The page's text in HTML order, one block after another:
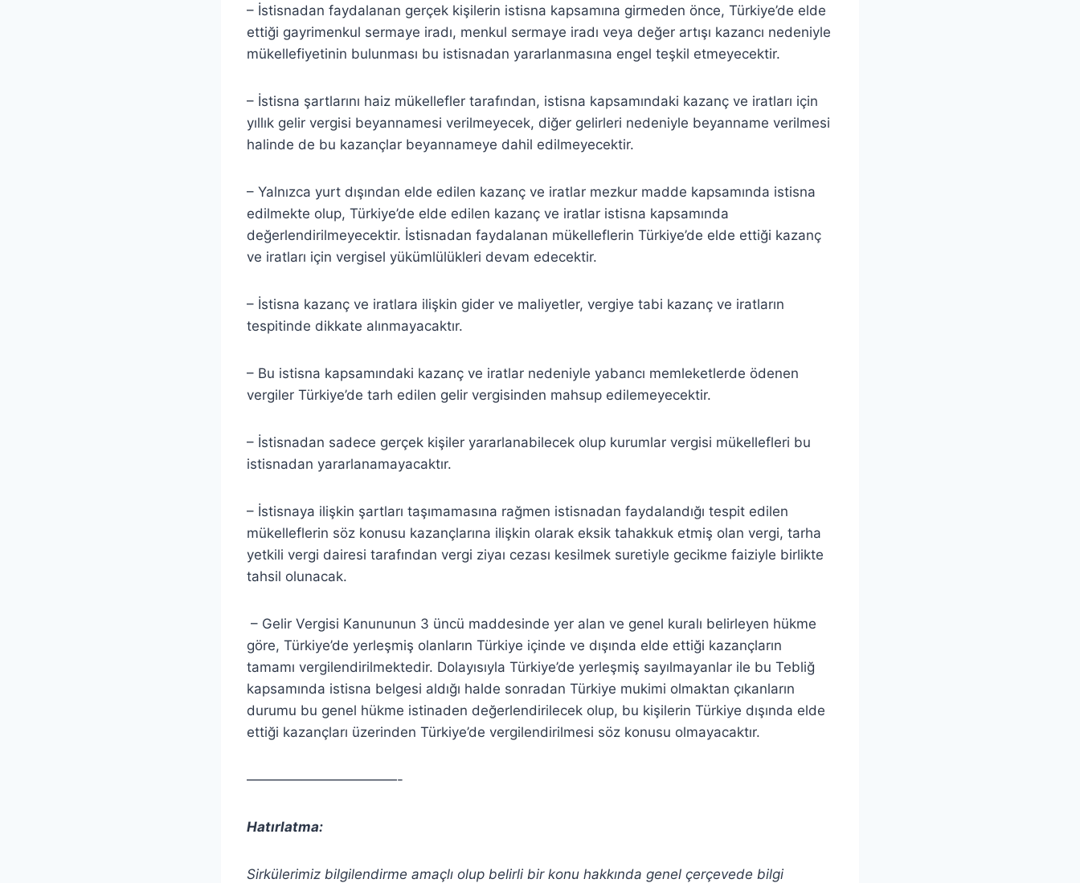
– İstisnadan faydalanan gerçek kişilerin istisna kapsamına girmeden önce, Türkiye’de elde
ettiği gayrimenkul sermaye iradı, menkul sermaye iradı veya değer artışı kazancı nedeniyle
mükellefiyetinin bulunması bu istisnadan yararlanmasına engel teşkil etmeyecektir.
– İstisna şartlarını haiz mükellefler tarafından, istisna kapsamındaki kazanç ve iratları için
yıllık gelir vergisi beyannamesi verilmeyecek, diğer gelirleri nedeniyle beyanname verilmesi
halinde de bu kazançlar beyannameye dahil edilmeyecektir.
– Yalnızca yurt dışından elde edilen kazanç ve iratlar mezkur madde kapsamında istisna
edilmekte olup, Türkiye’de elde edilen kazanç ve iratlar istisna kapsamında
değerlendirilmeyecektir. İstisnadan faydalanan mükelleflerin Türkiye’de elde ettiği kazanç
ve iratları için vergisel yükümlülükleri devam edecektir.
– İstisna kazanç ve iratlara ilişkin gider ve maliyetler, vergiye tabi kazanç ve iratların
tespitinde dikkate alınmayacaktır.
– Bu istisna kapsamındaki kazanç ve iratlar nedeniyle yabancı memleketlerde ödenen
vergiler Türkiye’de tarh edilen gelir vergisinden mahsup edilemeyecektir.
– İstisnadan sadece gerçek kişiler yararlanabilecek olup kurumlar vergisi mükellefleri bu
istisnadan yararlanamayacaktır.
– İstisnaya ilişkin şartları taşımamasına rağmen istisnadan faydalandığı tespit edilen
mükelleflerin söz konusu kazançlarına ilişkin olarak eksik tahakkuk etmiş olan vergi, tarha
yetkili vergi dairesi tarafından vergi ziyaı cezası kesilmek suretiyle gecikme faiziyle birlikte
tahsil olunacak.
– Gelir Vergisi Kanununun 3 üncü maddesinde yer alan ve genel kuralı belirleyen hükme
göre, Türkiye’de yerleşmiş olanların Türkiye içinde ve dışında elde ettiği kazançların
tamamı vergilendirilmektedir. Dolayısıyla Türkiye’de yerleşmiş sayılmayanlar ile bu Tebliğ
kapsamında istisna belgesi aldığı halde sonradan Türkiye mukimi olmaktan çıkanların
durumu bu genel hükme istinaden değerlendirilecek olup, bu kişilerin Türkiye dışında elde
ettiği kazançları üzerinden Türkiye’de vergilendirilmesi söz konusu olmayacaktır.
———————————-
Hatırlatma:
Sirkülerimiz bilgilendirme amaçlı olup belirli bir konu hakkında genel çerçevede bilgi